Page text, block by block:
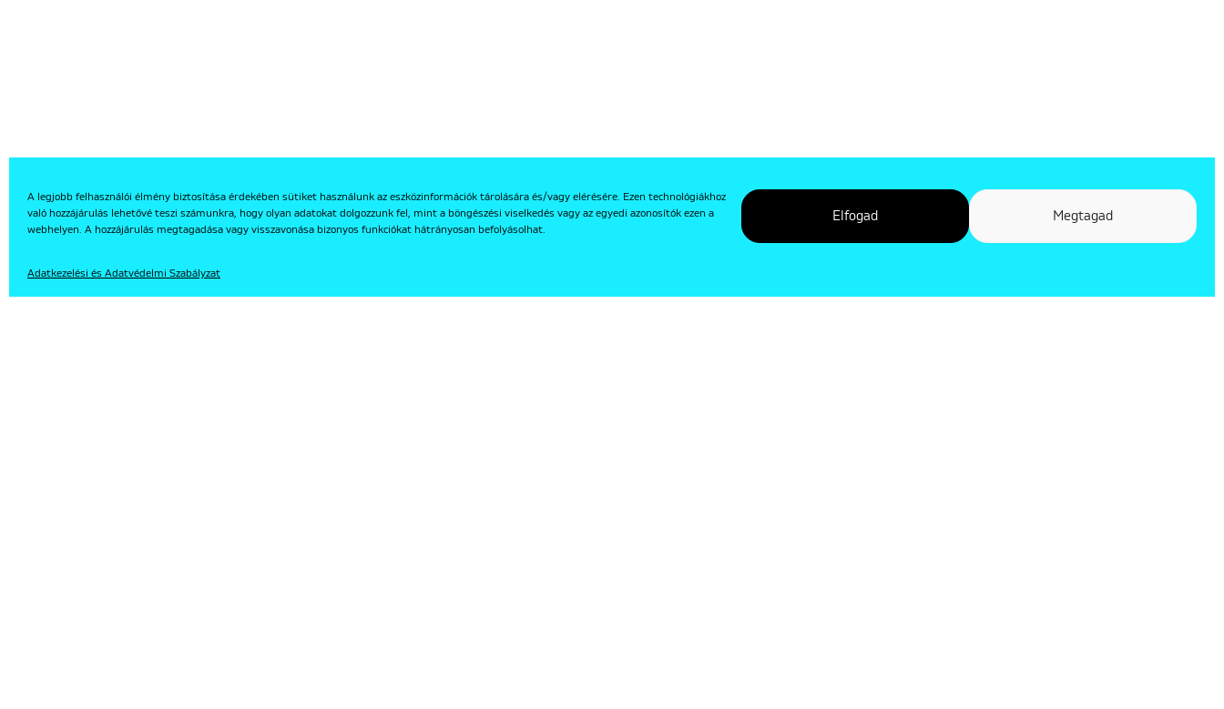
A legjobb felhasználói élmény biztosítása érdekében sütiket használunk az eszközinformációk tárolására és/vagy elérésére. Ezen technológiákhoz
való hozzájárulás lehetővé teszi számunkra, hogy olyan adatokat dolgozzunk fel, mint a böngészési viselkedés vagy az egyedi azonosítók ezen a
webhelyen. A hozzájárulás megtagadása vagy visszavonása bizonyos funkciókat hátrányosan befolyásolhat.
Elfogad Megtagad
Adatkezelési és Adatvédelmi Szabályzat
EN